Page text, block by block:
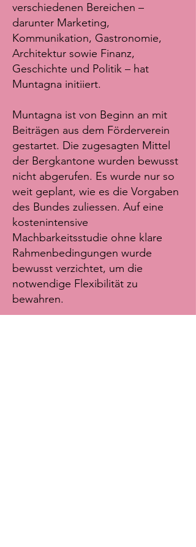
verschiedenen Bereichen –
darunter Marketing,
Kommunikation, Gastronomie,
Architektur sowie Finanz,
Geschichte und Politik – hat
Muntagna initiiert.
Muntagna ist von Beginn an mit
Beiträgen aus dem Förderverein
gestartet. Die zugesagten Mittel
der Bergkantone wurden bewusst
nicht abgerufen. Es wurde nur so
weit geplant, wie es die Vorgaben
des Bundes zuliessen. Auf eine
kostenintensive
Machbarkeitsstudie ohne klare
Rahmenbedingungen wurde
bewusst verzichtet, um die
notwendige Flexibilität zu
bewahren.